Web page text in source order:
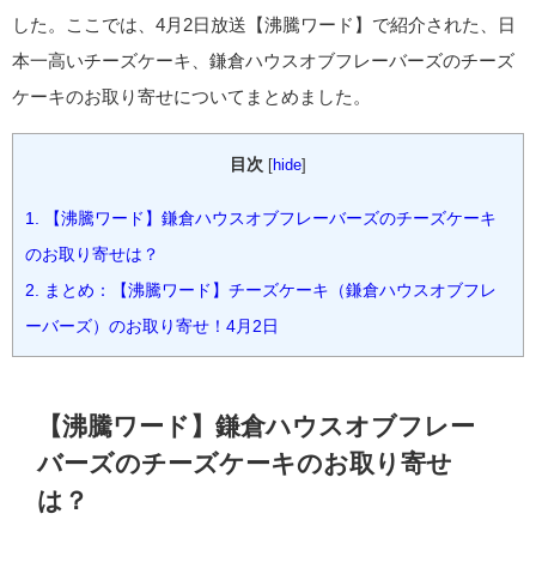
した。ここでは、4月2日放送【沸騰ワード】で紹介された、日
本一高いチーズケーキ、鎌倉ハウスオブフレーバーズのチーズ
ケーキのお取り寄せについてまとめました。
目次 [hide]
1. 【沸騰ワード】鎌倉ハウスオブフレーバーズのチーズケーキ
のお取り寄せは？
2. まとめ：【沸騰ワード】チーズケーキ（鎌倉ハウスオブフレ
ーバーズ）のお取り寄せ！4月2日
【沸騰ワード】鎌倉ハウスオブフレー
バーズのチーズケーキのお取り寄せ
は？